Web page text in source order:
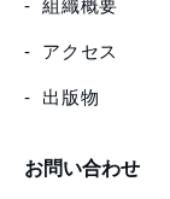
組織概要
アクセス
出版物
お問い合わせ